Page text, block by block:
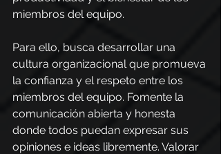
miembros del equipo.
Para ello, busca desarrollar una
cultura organizacional que promueva
la confianza y el respeto entre los
miembros del equipo. Fomente la
comunicación abierta y honesta
donde todos puedan expresar sus
opiniones e ideas libremente. Valorar